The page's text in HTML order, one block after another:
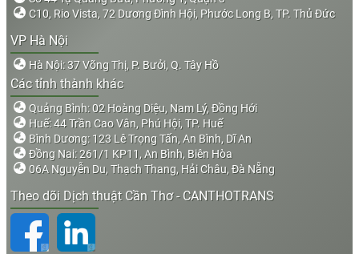
C10, Rio Vista, 72 Dương Đình Hội, Phước Long B, TP. Thủ Đức
VP Hà Nội
Hà Nội: 37 Võng Thị, P. Bưởi, Q. Tây Hồ
Các tỉnh thành khác
Quảng Bình: 02 Hoàng Diệu, Nam Lý, Đồng Hới
Huế: 44 Trần Cao Vân, Phú Hội, TP. Huế
Bình Dương: 123 Lê Trọng Tấn, An Bình, Dĩ An
Đồng Nai: 261/1 KP11, An Bình, Biên Hòa
06A Nguyễn Du, Thạch Thang, Hải Châu, Đà Nẵng
Theo dõi Dịch thuật Cần Thơ - CANTHOTRANS